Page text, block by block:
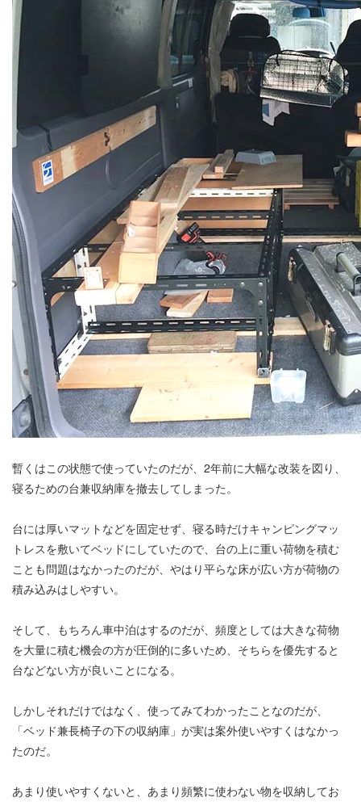
暫くはこの状態で使っていたのだが、2年前に大幅な改装を図り、
寝るための台兼収納庫を撤去してしまった。
台には厚いマットなどを固定せず、寝る時だけキャンピングマッ
トレスを敷いてベッドにしていたので、台の上に重い荷物を積む
ことも問題はなかったのだが、やはり平らな床が広い方が荷物の
積み込みはしやすい。
そして、もちろん車中泊はするのだが、頻度としては大きな荷物
を大量に積む機会の方が圧倒的に多いため、そちらを優先すると
台などない方が良いことになる。
しかしそれだけではなく、使ってみてわかったことなのだが、
「ベッド兼長椅子の下の収納庫」が実は案外使いやすくはなかっ
たのだ。
あまり使いやすくないと、あまり頻繁に使わない物を収納してお